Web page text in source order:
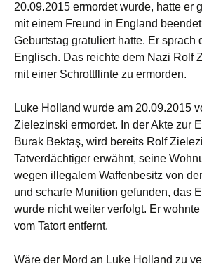
20.09.2015 ermordet wurde, hatte er
mit einem Freund in England
Geburtstag gratuliert hatte. Er sprach
Englisch. Das reichte dem Nazi Rolf
mit einer Schrottflinte zu ermorden.
Luke Holland wurde am 20.09.2015
Zielezinski ermordet. In der Akte zur
Burak Bektaş, wird bereits Rolf
Tatverdächtiger erwähnt, seine
wegen illegalem Waffenbesitz von
und scharfe Munition gefunden, das
wurde nicht weiter verfolgt. Er
vom Tatort entfernt.
Wäre der Mord an Luke Holland zu